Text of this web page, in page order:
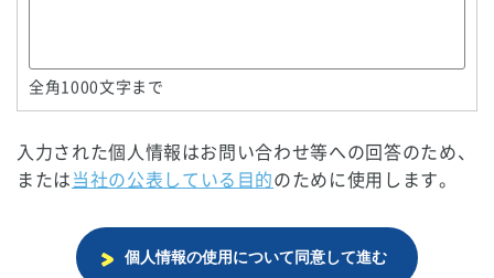
全角1000文字まで
入力された個人情報はお問い合わせ等への回答のため、
または 当社の公表している目的のために使用します。